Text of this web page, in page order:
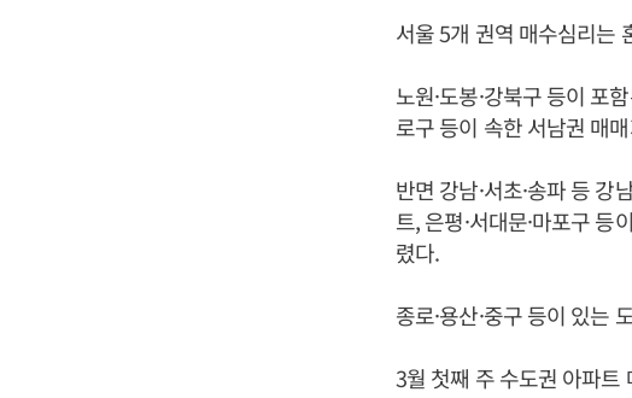
서울 5개 권역 매수심리는
노원·도봉·강북구 등이 포
로구 등이 속한 서남권 매
반면 강남·서초·송파 등
트, 은평·서대문·마포구
렸다.
종로·용산·중구 등이 있는
3월 첫째 주 수도권 아파트